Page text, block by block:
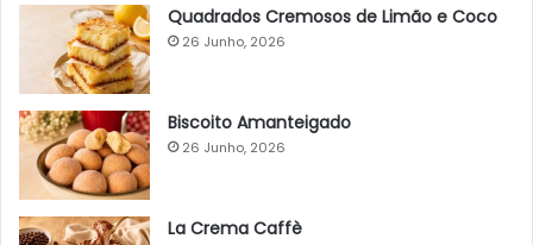
Quadrados Cremosos de Limão e Coco
26 Junho, 2026
Biscoito Amanteigado
26 Junho, 2026
La Crema Caffè